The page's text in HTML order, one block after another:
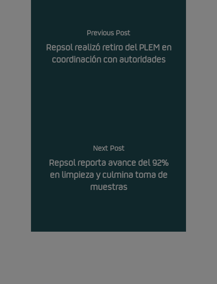
Previous Post
Repsol realizó retiro del PLEM en
coordinación con autoridades
Next Post
Repsol reporta avance del 92%
en limpieza y culmina toma de
muestras